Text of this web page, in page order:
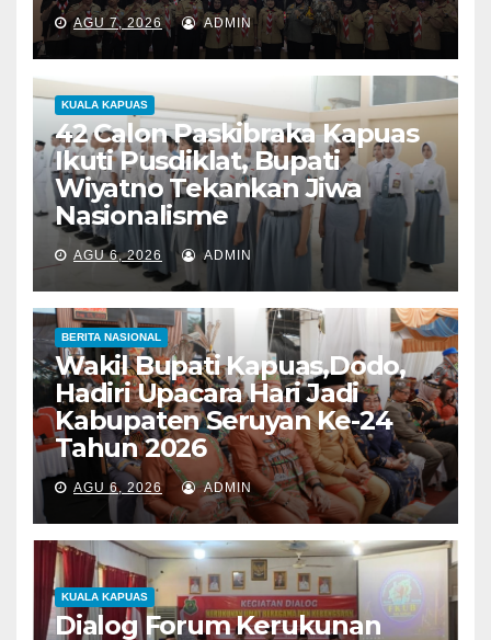
AGU 7, 2026 ADMIN
KUALA KAPUAS
42 Calon Paskibraka Kapuas
Ikuti Pusdiklat, Bupati
Wiyatno Tekankan Jiwa
Nasionalisme
AGU 6, 2026 ADMIN
BERITA NASIONAL
Wakil Bupati Kapuas,Dodo,
Hadiri Upacara Hari Jadi
Kabupaten Seruyan Ke-24
Tahun 2026
AGU 6, 2026 ADMIN
KUALA KAPUAS
Dialog Forum Kerukunan